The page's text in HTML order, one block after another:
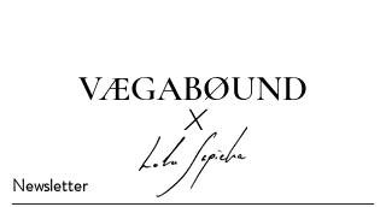
x
VÆGABØUND
Newsletter